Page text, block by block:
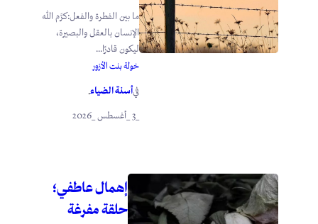
ما بين الفطرة والفعل:كرَّم الله
الإنسان بالعقل والبصيرة،
ليكون قادرًا...
خولة بنت الأزور
فيأسنة الضياء.
إهمال عاطفي؛
حلقة مفرغة